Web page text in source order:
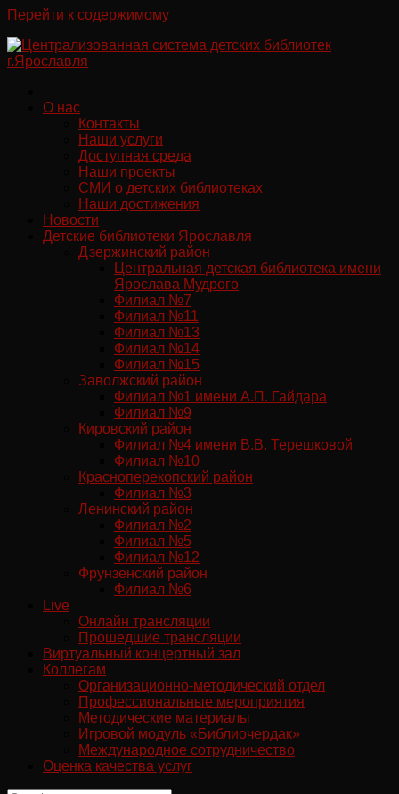
Перейти к содержимому
О нас
Контакты
Наши услуги
Доступная среда
Наши проекты
СМИ о детских библиотеках
Наши достижения
Новости
Детские библиотеки Ярославля
Дзержинский район
Центральная детская библиотека имени
Ярослава Мудрого
Филиал №7
Филиал №11
Филиал №13
Филиал №14
Филиал №15
Заволжский район
Филиал №1 имени А.П. Гайдара
Филиал №9
Кировский район
Филиал №4 имени В.В. Терешковой
Филиал №10
Красноперекопский район
Филиал №3
Ленинский район
Филиал №2
Филиал №5
Филиал №12
Фрунзенский район
Филиал №6
Live
Онлайн трансляции
Прошедшие трансляции
Виртуальный концертный зал
Коллегам
Организационно-методический отдел
Профессиональные мероприятия
Методические материалы
Игровой модуль «Библиочердак»
Международное сотрудничество
Оценка качества услуг